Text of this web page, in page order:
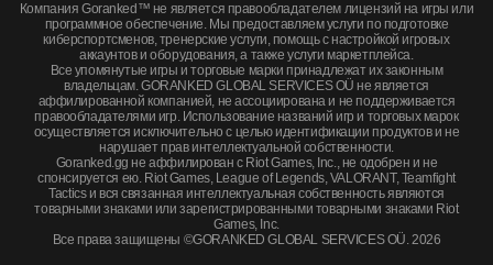
Компания Goranked™ не является правообладателем лицензий на игры или
программное обеспечение. Мы предоставляем услуги по подготовке
киберспортсменов, тренерские услуги, помощь с настройкой игровых
аккаунтов и оборудования, а также услуги маркетплейса.
Все упомянутые игры и торговые марки принадлежат их законным
владельцам. GORANKED GLOBAL SERVICES OÜ не является
аффилированной компанией, не ассоциирована и не поддерживается
правообладателями игр. Использование названий игр и торговых марок
осуществляется исключительно с целью идентификации продуктов и не
нарушает прав интеллектуальной собственности.
Goranked.gg не аффилирован с Riot Games, Inc., не одобрен и не
спонсируется ею. Riot Games, League of Legends, VALORANT, Teamfight
Tactics и вся связанная интеллектуальная собственность являются
товарными знаками или зарегистрированными товарными знаками Riot
Games, Inc.
Все права защищены ©GORANKED GLOBAL SERVICES OÜ. 2026